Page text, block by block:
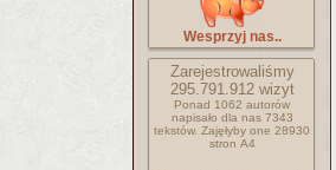
Wesprzyj nas..
Zarejestrowaliśmy
295.791.912wizyt
Ponad 1062 autorów
napisało dla nas 7343
tekstów. Zajęłyby one 28930
stron A4